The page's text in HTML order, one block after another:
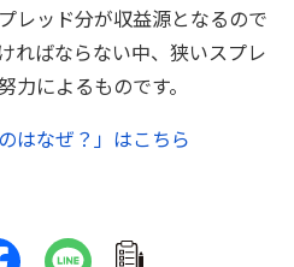
レッド分が収益源となるので
ればならない中、狭いスプレ
力によるものです。
はなぜ？」はこちら